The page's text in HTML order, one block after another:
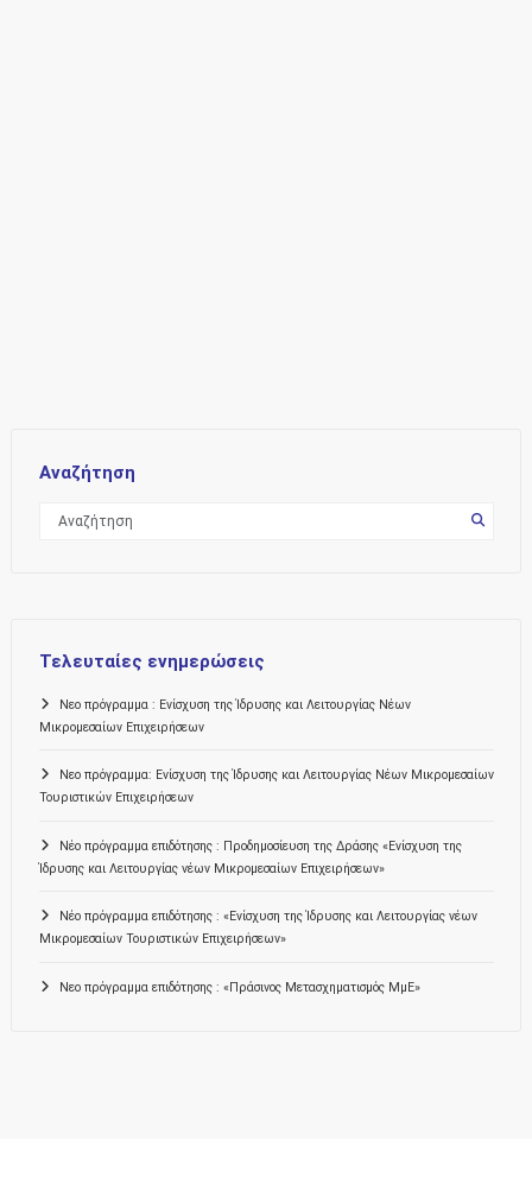
Αναζήτηση
Τελευταίες ενημερώσεις
Νεο πρόγραμμα : Ενίσχυση της Ίδρυσης και Λειτουργίας Νέων
Μικρομεσαίων Επιχειρήσεων
Νεο πρόγραμμα: Ενίσχυση της Ίδρυσης και Λειτουργίας Νέων Μικρομεσαίων
Τουριστικών Επιχειρήσεων
Νέο πρόγραμμα επιδότησης : Προδημοσίευση της Δράσης «Ενίσχυση της
Ίδρυσης και Λειτουργίας νέων Μικρομεσαίων Επιχειρήσεων»
Νέο πρόγραμμα επιδότησης : «Ενίσχυση της Ίδρυσης και Λειτουργίας νέων
Μικρομεσαίων Τουριστικών Επιχειρήσεων»
Νεο πρόγραμμα επιδότησης : «Πράσινος Μετασχηματισμός ΜμΕ»